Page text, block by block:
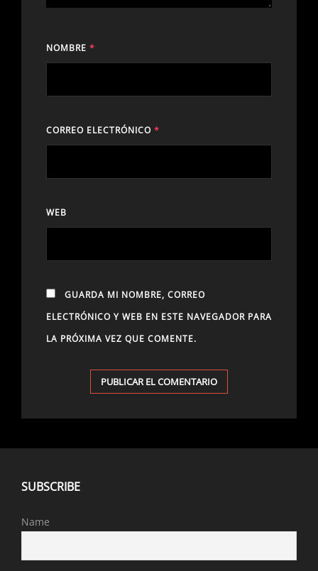
NOMBRE *
CORREO ELECTRÓNICO *
WEB
GUARDA MI NOMBRE, CORREO
ELECTRÓNICO Y WEB EN ESTE NAVEGADOR PARA
LA PRÓXIMA VEZ QUE COMENTE.
SUBSCRIBE
Name